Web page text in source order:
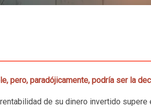
pero, paradójicamente, podría ser la
de su dinero invertido